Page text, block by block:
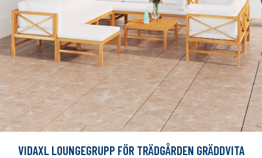
VIDAXL LOUNGEGRUPP FÖR TRÄDGÅRDEN GRÄDDVITA